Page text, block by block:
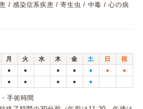
/ 感染症系疾患 / 寄生虫 / 中毒 / 心の病
月 火 水 木 金 土 日
祝
● ● ● ● ● ● ●
● ● ● ● ●
手術時間